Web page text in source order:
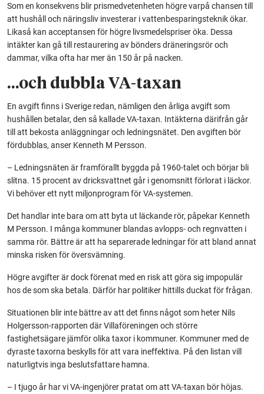
Som en konsekvens blir prismedvetenheten högre varpå chansen till
att hushåll och näringsliv investerar i vattenbesparingsteknik ökar.
Likaså kan acceptansen för högre livsmedelspriser öka. Dessa
intäkter kan gå till restaurering av bönders dräneringsrör och
dammar, vilka ofta har mer än 150 år på nacken.
…och dubbla VA-taxan
En avgift finns i Sverige redan, nämligen den årliga avgift som
hushållen betalar, den så kallade VA-taxan. Intäkterna därifrån går
till att bekosta anläggningar och ledningsnätet. Den avgiften bör
fördubblas, anser Kenneth M Persson.
– Ledningsnäten är framförallt byggda på 1960-talet och börjar bli
slitna. 15 procent av dricksvattnet går i genomsnitt förlorat i läckor.
Vi behöver ett nytt miljonprogram för VA-systemen.
Det handlar inte bara om att byta ut läckande rör, påpekar Kenneth
M Persson. I många kommuner blandas avlopps- och regnvatten i
samma rör. Bättre är att ha separerade ledningar för att bland annat
minska risken för översvämning.
Högre avgifter är dock förenat med en risk att göra sig impopulär
hos de som ska betala. Därför har politiker hittills duckat för frågan.
Situationen blir inte bättre av att det finns något som heter Nils
Holgersson-rapporten där Villaföreningen och större
fastighetsägare jämför olika taxor i kommuner. Kommuner med de
dyraste taxorna beskylls för att vara ineffektiva. På den listan vill
naturligtvis inga beslutsfattare hamna.
– I tjugo år har vi VA-ingenjörer pratat om att VA-taxan bör höjas.